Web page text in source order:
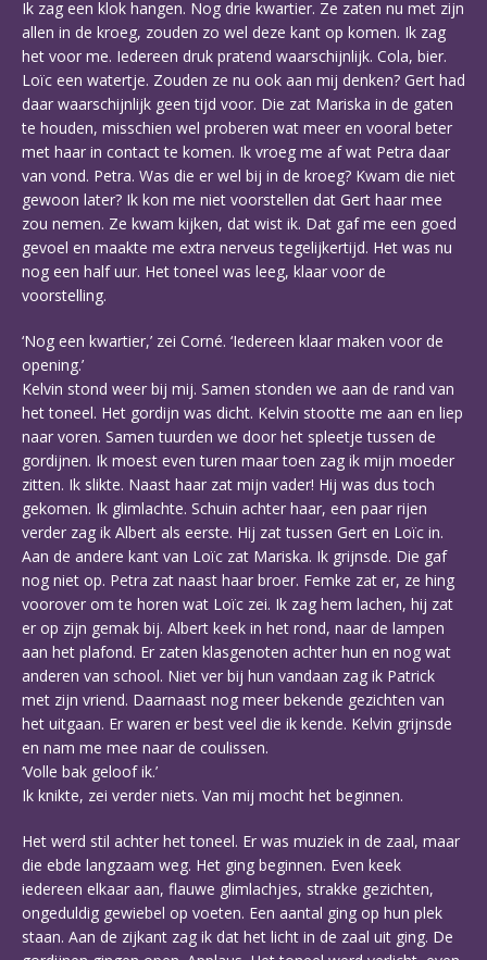
Ik zag een klok hangen. Nog drie kwartier. Ze zaten nu met zijn
allen in de kroeg, zouden zo wel deze kant op komen. Ik zag
het voor me. Iedereen druk pratend waarschijnlijk. Cola, bier.
Loïc een watertje. Zouden ze nu ook aan mij denken? Gert had
daar waarschijnlijk geen tijd voor. Die zat Mariska in de gaten
te houden, misschien wel proberen wat meer en vooral beter
met haar in contact te komen. Ik vroeg me af wat Petra daar
van vond. Petra. Was die er wel bij in de kroeg? Kwam die niet
gewoon later? Ik kon me niet voorstellen dat Gert haar mee
zou nemen. Ze kwam kijken, dat wist ik. Dat gaf me een goed
gevoel en maakte me extra nerveus tegelijkertijd. Het was nu
nog een half uur. Het toneel was leeg, klaar voor de
voorstelling.
‘Nog een kwartier,’ zei Corné. ‘Iedereen klaar maken voor de
opening.’
Kelvin stond weer bij mij. Samen stonden we aan de rand van
het toneel. Het gordijn was dicht. Kelvin stootte me aan en liep
naar voren. Samen tuurden we door het spleetje tussen de
gordijnen. Ik moest even turen maar toen zag ik mijn moeder
zitten. Ik slikte. Naast haar zat mijn vader! Hij was dus toch
gekomen. Ik glimlachte. Schuin achter haar, een paar rijen
verder zag ik Albert als eerste. Hij zat tussen Gert en Loïc in.
Aan de andere kant van Loïc zat Mariska. Ik grijnsde. Die gaf
nog niet op. Petra zat naast haar broer. Femke zat er, ze hing
voorover om te horen wat Loïc zei. Ik zag hem lachen, hij zat
er op zijn gemak bij. Albert keek in het rond, naar de lampen
aan het plafond. Er zaten klasgenoten achter hun en nog wat
anderen van school. Niet ver bij hun vandaan zag ik Patrick
met zijn vriend. Daarnaast nog meer bekende gezichten van
het uitgaan. Er waren er best veel die ik kende. Kelvin grijnsde
en nam me mee naar de coulissen.
‘Volle bak geloof ik.’
Ik knikte, zei verder niets. Van mij mocht het beginnen.
Het werd stil achter het toneel. Er was muziek in de zaal, maar
die ebde langzaam weg. Het ging beginnen. Even keek
iedereen elkaar aan, flauwe glimlachjes, strakke gezichten,
ongeduldig gewiebel op voeten. Een aantal ging op hun plek
staan. Aan de zijkant zag ik dat het licht in de zaal uit ging. De